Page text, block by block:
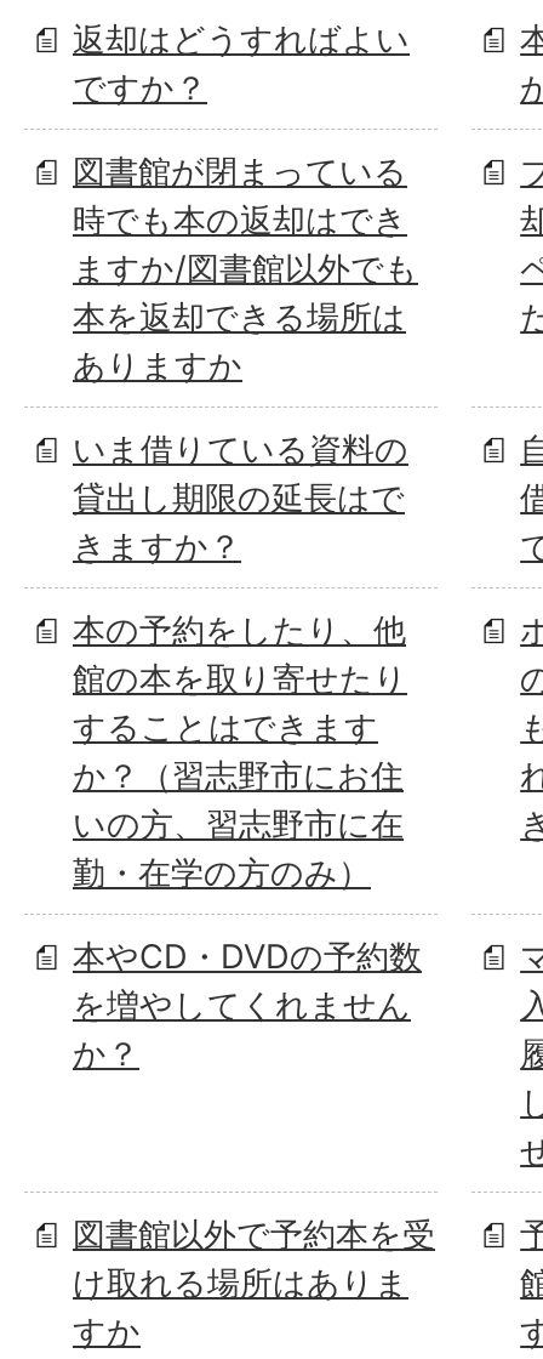
返却はどうすればよい
ですか？
図書館が閉まっている
時でも本の返却はでき
ますか/図書館以外でも
本を返却できる場所は
ありますか
いま借りている資料の
貸出し期限の延長はで
きますか？
本の予約をしたり、他
館の本を取り寄せたり
することはできます
か？（習志野市にお住
いの方、習志野市に在
勤・在学の方のみ）
本やCD・DVDの予約数
を増やしてくれません
か？
図書館以外で予約本を受
け取れる場所はありま
すか